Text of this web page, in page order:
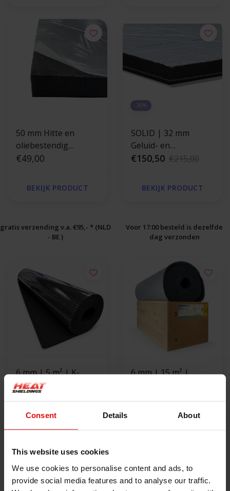
Consent Details About
This website uses cookies
We use cookies to personalise content and ads, to
provide social media features and to analyse our traffic.
50 mm Hitte en
oliebestendig
zelfklevend
€49,00
BEKIJK PRODUCT
-30%
SOLID | 32 mm
Geluid- en
brandwerende plaat
€150,50 €215,00
BEKIJK PRODUCT
gratis verzending v.a. €95,- * (NLD
- BE )
Voor 17:00 besteld is dezelfde
dag verzonden
6 mm | 5 m² | K-
FLEX® ST -
BEKIJK PRODUCT
6 mm | 15 m² |